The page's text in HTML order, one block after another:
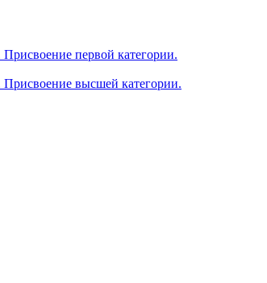
Присвоение первой категории.
Присвоение высшей категории.